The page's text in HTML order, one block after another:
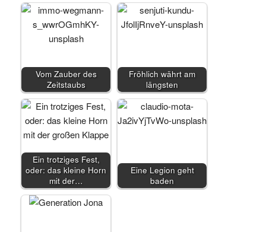
Vom Zauber des
Zeitstaubs
Fröhlich währt am
längsten
Ein trotziges Fest,
oder: das kleine Horn
mit der…
Eine Legion geht
baden